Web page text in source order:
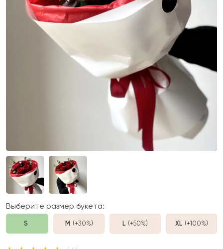
Выберите размер букета:
S M (+30%) L (+50%) XL (+100%)